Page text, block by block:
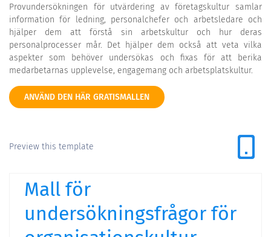
Provundersökningen för utvärdering av företagskultur samlar
information för ledning, personalchefer och arbetsledare och
hjälper dem att förstå sin arbetskultur och hur deras
personalprocesser mår. Det hjälper dem också att veta vilka
aspekter som behöver undersökas och fixas för att berika
medarbetarnas upplevelse, engagemang och arbetsplatskultur.
ANVÄND DEN HÄR GRATISMALLEN
Preview this template